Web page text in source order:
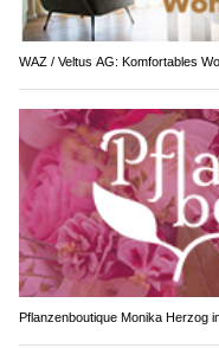
WAZ / Veltus AG: Komfortables
Pflanzenboutique Monika Herzog